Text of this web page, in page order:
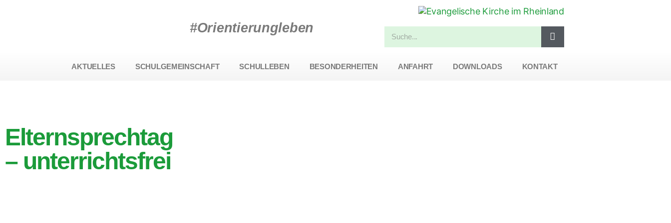
#Orientierungleben
AKTUELLES SCHULGEMEINSCHAFT SCHULLEBEN BESONDERHEITEN ANFAHRT DOWNLOADS KONTAKT
Elternsprechtag
– unterrichtsfrei